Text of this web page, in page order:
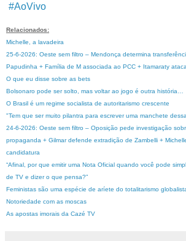
#AoVivo
Relacionados:
Michelle, a lavadeira
25-6-2026: Oeste sem filtro – Mendonça determina
Papudinha + Família de M associada ao PCC + Itamaraty
O que eu disse sobre as bets
Bolsonaro pode ser solto, mas voltar ao jogo é outra história…
O Brasil é um regime socialista de autoritarismo crescente
"Tem que ser muito pilantra para escrever uma manchete
24-6-2026: Oeste sem filtro – Oposição pede investigação
propaganda + Gilmar defende extradição de Zambelli +
candidatura
“Afinal, por que emitir uma Nota Oficial quando você pode
de TV e dizer o que pensa?”
Feministas são uma espécie de aríete do totalitarismo
Notoriedade com as moscas
As apostas imorais da Cazé TV